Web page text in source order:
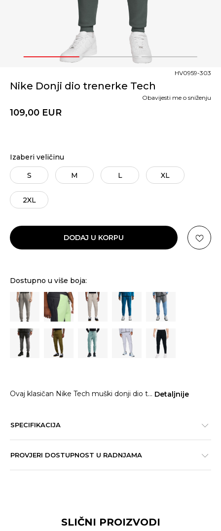
1 2 3
Nike Donji dio trenerke Tech
HV0959-303
109,00 EUR
Obavijesti me o sniženju
Izaberi veličinu
S M L XL
2XL
DODAJ U KORPU
Dostupno u više boja:
Ovaj klasičan Nike Tech muški donji dio t... Detaljnije
SPECIFIKACIJA
PROVJERI DOSTUPNOST U RADNJAMA
SLIČNI PROIZVODI